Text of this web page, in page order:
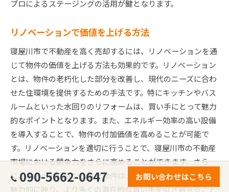
プロによるステージングの活用が鍵となります。
リノベーションで価値を上げる方法
寝屋川市で不動産を高く売却するには、リノベーションを通
じて物件の価値を上げる方法も効果的です。リノベーション
とは、物件の老朽化した部分を改善し、現代のニーズに合わ
せた住環境を提供するための手法です。特にキッチンやバス
ルームといった水回りのリフォームは、買い手にとって魅力
的なポイントとなります。また、エネルギー効率の高い設備
を導入することで、物件の付加価値を高めることが可能で
す。リノベーションを適切に行うことで、寝屋川市の不動産
市場における競争力をさらに高めることができます。さら
に、リノベーションされた物件は、広告や内覧時にも非常に
魅力的に映り、より多くの潜在的な買い手を引き寄せること
090-5662-0647 お問い合わせはこちら